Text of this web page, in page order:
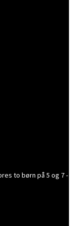
to børn på 5 og 7 -